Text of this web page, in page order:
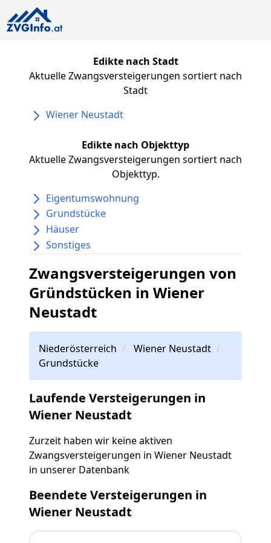
Edikte nach Stadt
Aktuelle Zwangsversteigerungen sortiert nach
Stadt
Wiener Neustadt
Edikte nach Objekttyp
Aktuelle Zwangsversteigerungen sortiert nach
Objekttyp.
Eigentumswohnung
Grundstücke
Häuser
Sonstiges
Zwangsversteigerungen von
Gründstücken in Wiener
Neustadt
Niederösterreich
Wiener Neustadt
Grundstücke
Laufende Versteigerungen in
Wiener Neustadt
Zurzeit haben wir keine aktiven
Zwangsversteigerungen in Wiener Neustadt
in unserer Datenbank
Beendete Versteigerungen in
Wiener Neustadt